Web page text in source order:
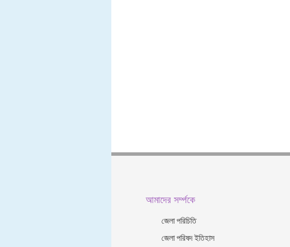
আমাদের সর্ম্পকে
জেলা পরিচিতি
জেলা পরিষদ ইতিহাস